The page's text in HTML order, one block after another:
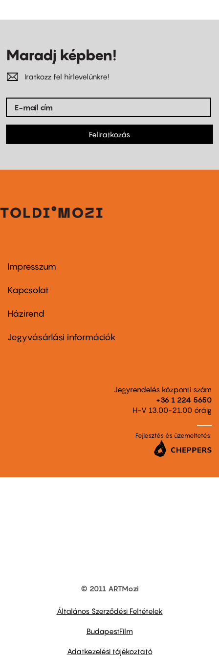
Maradj képben!
Iratkozz fel hírlevelünkre!
Feliratkozás
Footer
first
Impresszum
Kapcsolat
Footer
second
Házirend
Jegyvásárlási információk
Jegyrendelés központi szám
+36 1 224 5650
H-V 13.00-21.00 óráig
Fejlesztés és üzemeltetés:
© 2011 ARTMozi
Általános Szerződési Feltételek
BudapestFilm
Adatkezelési tájékoztató